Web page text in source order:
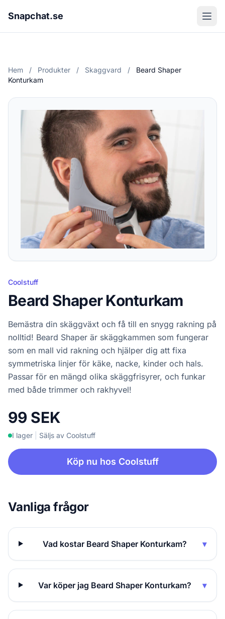
Snapchat.se
Hem / Produkter / Skaggvard /
Beard Shaper
Konturkam
Coolstuff
Beard Shaper Konturkam
Bemästra din skäggväxt och få till en snygg rakning på
nolltid! Beard Shaper är skäggkammen som fungerar
som en mall vid rakning och hjälper dig att fixa
symmetriska linjer för käke, nacke, kinder och hals.
Passar för en mängd olika skäggfrisyrer, och funkar
med både trimmer och rakhyvel!
99 SEK
I lager Säljs av Coolstuff
Köp nu hos Coolstuff
Vanliga frågor
Vad kostar Beard Shaper Konturkam? ▾
Var köper jag Beard Shaper Konturkam? ▾